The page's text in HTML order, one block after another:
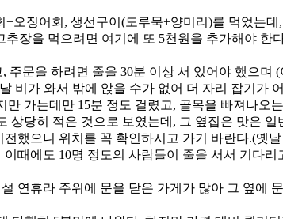
오징어회, 생선구이(도루묵+양미리)를 먹었는
장을 먹으려면 여기에 또 5천원을 추가해야 한
문을 하려면 줄을 30분 이상 서 있어야 했으며
비가 와서 밖에 앉을 수가 없어 더 자리 잡기가
가는데만 15분 정도 걸렸고, 골목을 빠져나오
당히 적은 것으로 보였는데, 그 옆집은 맛은
했으니 위치를 꼭 확인하시고 가기 바란다.(옛
때에도 10명 정도의 사람들이 줄을 서서 기다
연휴라 주위에 문을 닫은 가게가 많아 그 옆에